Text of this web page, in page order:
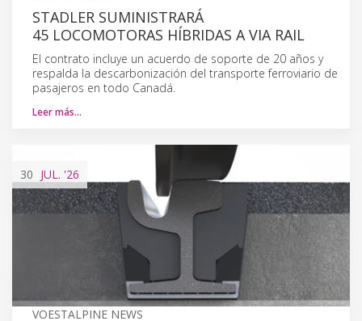
STADLER SUMINISTRARÁ
45 LOCOMOTORAS HÍBRIDAS A VIA RAIL
El contrato incluye un acuerdo de soporte de 20 años y
respalda la descarbonización del transporte ferroviario de
pasajeros en todo Canadá.
Leer más…
30 JUL. '26
VOESTALPINE NEWS